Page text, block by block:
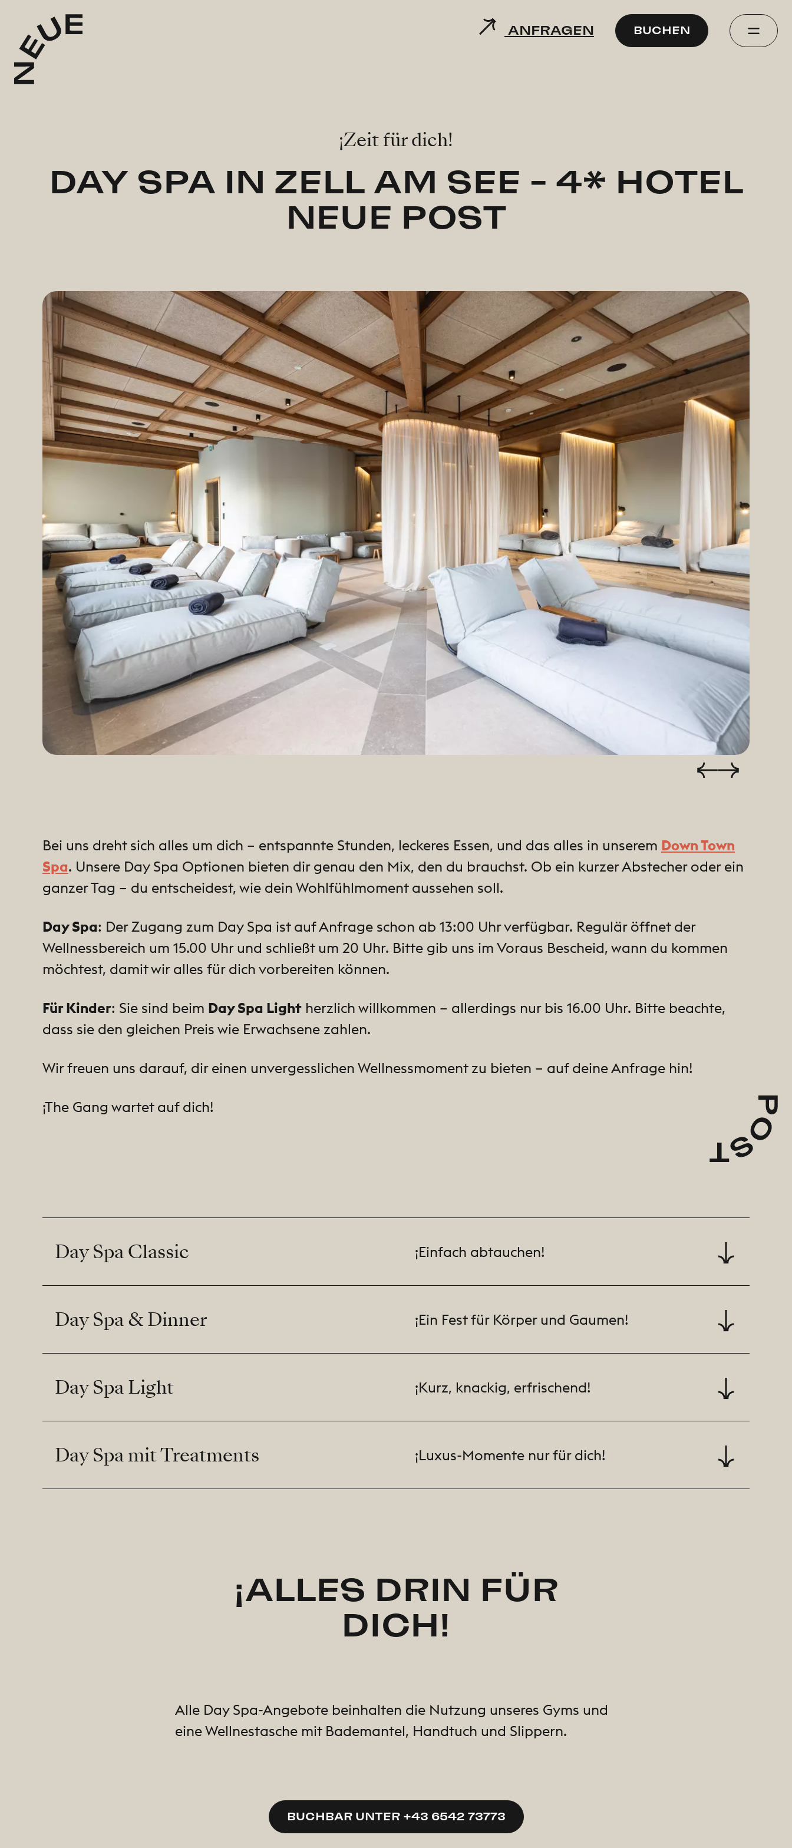
ANFRAGEN BUCHEN
¡Zeit für dich!
DAY SPA IN ZELL AM SEE - 4* HOTEL
NEUE POST
Bei uns dreht sich alles um dich – entspannte Stunden, leckeres Essen, und das alles in unserem Down Town
Spa. Unsere Day Spa Optionen bieten dir genau den Mix, den du brauchst. Ob ein kurzer Abstecher oder ein
ganzer Tag – du entscheidest, wie dein Wohlfühlmoment aussehen soll.
Day Spa: Der Zugang zum Day Spa ist auf Anfrage schon ab 13:00 Uhr verfügbar. Regulär öffnet der
Wellnessbereich um 15.00 Uhr und schließt um 20 Uhr. Bitte gib uns im Voraus Bescheid, wann du kommen
möchtest, damit wir alles für dich vorbereiten können.
Für Kinder: Sie sind beim Day Spa Light herzlich willkommen – allerdings nur bis 16.00 Uhr. Bitte beachte,
dass sie den gleichen Preis wie Erwachsene zahlen.
Wir freuen uns darauf, dir einen unvergesslichen Wellnessmoment zu bieten – auf deine Anfrage hin!
¡The Gang wartet auf dich!
Day Spa Classic ¡Einfach abtauchen!
Day Spa & Dinner ¡Ein Fest für Körper und Gaumen!
Day Spa Light ¡Kurz, knackig, erfrischend!
Day Spa mit Treatments ¡Luxus-Momente nur für dich!
¡ALLES DRIN FÜR
DICH!
Alle Day Spa-Angebote beinhalten die Nutzung unseres Gyms und
eine Wellnestasche mit Bademantel, Handtuch und Slippern.
BUCHBAR UNTER +43 6542 73773